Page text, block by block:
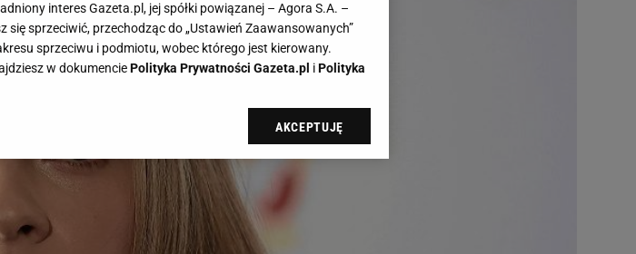
interes Gazeta.pl, jej spółki powiązanej – Agora S.A. –
sprzeciwić, przechodząc do „Ustawień Zaawansowanych”
sprzeciwu i podmiotu, wobec którego jest kierowany.
w dokumenciePolityka Prywatności Gazeta.pl iPolityka
i przechowywanie plików cookie Gazeta.pl sp. z o.o., jej
Możesz w każdej chwili zmienić swoje preferencje
twoimi preferencjami dot. przetwarzania danych poprzez
do „Ustawień Zaawansowanych”. Zmiana ustawień
dane osobowe w następujących celach:
AKCEPTUJĘ